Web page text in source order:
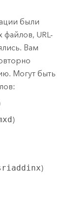
были
файлов, URL-
Вам
Могут быть
)
)